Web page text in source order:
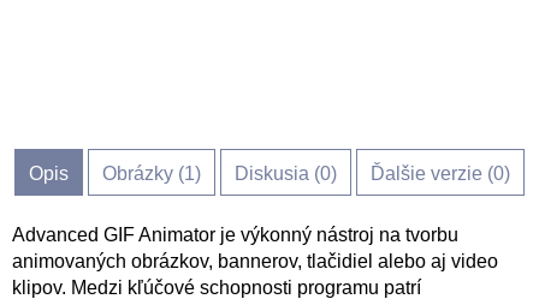
Opis Obrázky (1) Diskusia (0) Ďalšie verzie (0)
Advanced GIF Animator je výkonný nástroj na tvorbu
animovaných obrázkov, bannerov, tlačidiel alebo aj video
klipov. Medzi kľúčové schopnosti programu patrí